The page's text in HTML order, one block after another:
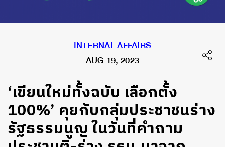
INTERNAL AFFAIRS
AUG 19, 2023
‘เขียนใหม่ทั้งฉบับ เลือกตั้ง
100%’ คุยกับกลุ่มประชาชนร่าง
รัฐธรรมนูญ ในวันที่คำถาม